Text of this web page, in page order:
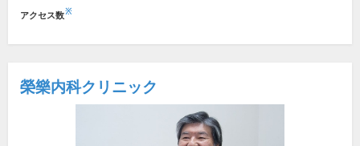
アクセス数※
榮樂内科クリニック